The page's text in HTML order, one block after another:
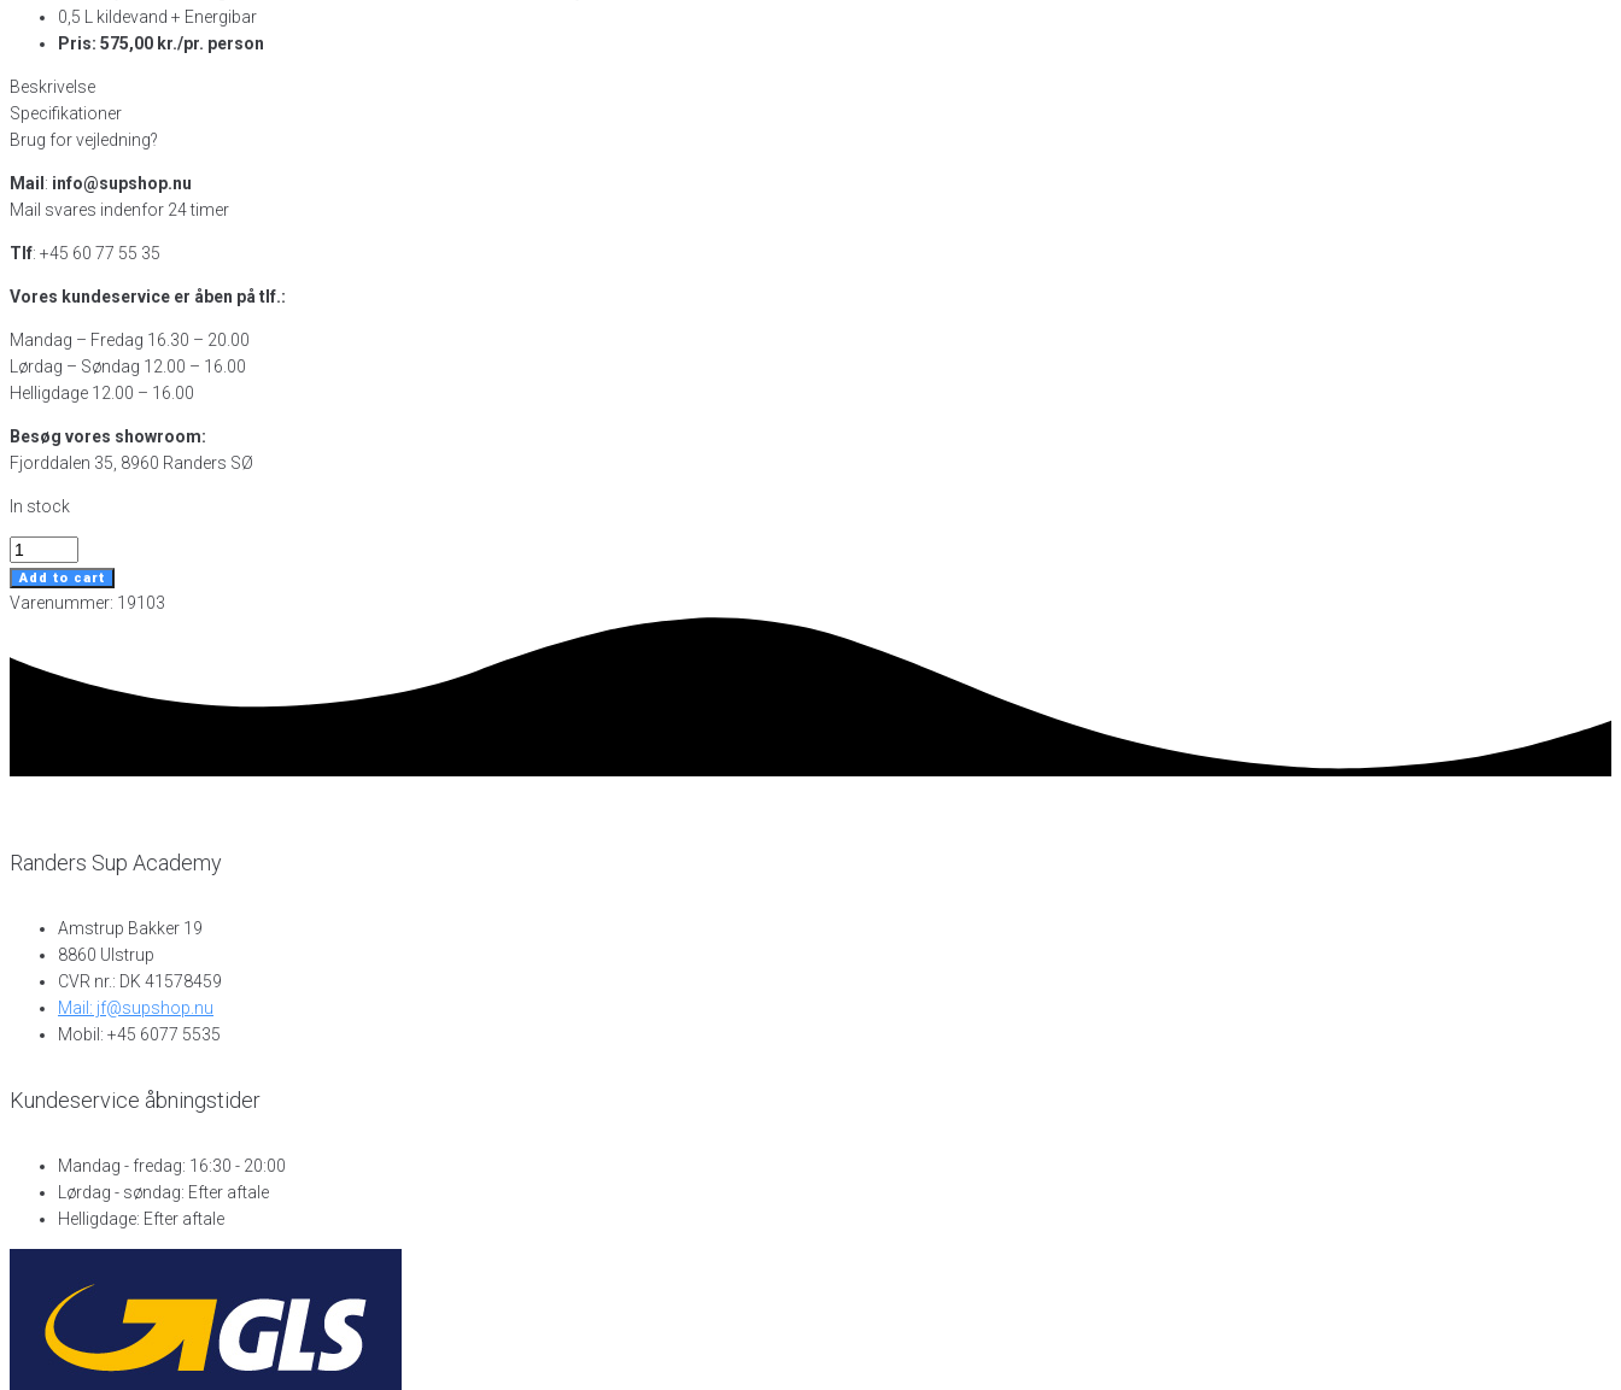
0,5 L kildevand + Energibar
Pris: 575,00 kr./pr. person
Beskrivelse
Specifikationer
Brug for vejledning?
Mail : info@supshop.nu
Mail svares indenfor 24 timer
Tlf: +45 60 77 55 35
Vores kundeservice er åben på tlf.:
Mandag – Fredag 16.30 – 20.00
Lørdag – Søndag 12.00 – 16.00
Helligdage 12.00 – 16.00
Besøg vores showroom:
Fjorddalen 35, 8960 Randers SØ
In stock
SUP
Guld
Pakke
Add to cart
Varenummer: 19103
Randers Sup Academy
Amstrup Bakker 19
8860 Ulstrup
CVR nr.: DK 41578459
Mail: jf@supshop.nu
Mobil: +45 6077 5535
Kundeservice åbningstider
Mandag - fredag: 16:30 - 20:00
Lørdag - søndag: Efter aftale
Helligdage: Efter aftale